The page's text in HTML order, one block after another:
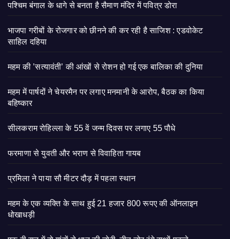
पश्चिम बंगाल के धागे से बनता है सैमाण मंदिर में पवित्र डोरा
भाजपा गरीबों के रोजगार को छीनने की कर रही है साजिश : एडवोकेट
साहिल दहिया
महम की ’सत्यावंती’ की आंखों से रोशन हो गई एक बालिका की दुनिया
महम में पार्षदों ने चेयरमैन पर लगाए मनमानी के आरोप, बैठक का किया
बहिष्कार
सीलकराम रोहिल्ला के 55 वें जन्म दिवस पर लगाए 55 पौधे
फरमाणा से युवती और भराण से विवाहिता गायब
प्रमिला ने पाया सौ मीटर दौड़ में पहला स्थान
महम के एक व्यक्ति के साथ हुई 21 हजार 800 रूपए की ऑनलाइन
धोखाधड़ी